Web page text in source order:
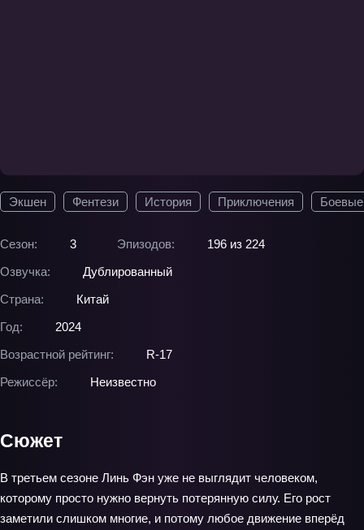
Экшен Фентези История Приключения Боевые
Сезон: 3 Эпизодов:
196 из 224
Озвучка:
Дублированный
Страна:
Китай
Год:
2024
Возрастной рейтинг:
R-17
Режиссёр:
Неизвестно
Сюжет
В третьем сезоне Линь Фэн уже не выглядит человеком,
которому просто нужно вернуть потерянную силу. Его рост
заметили слишком многие, и потому любое движение вперёд